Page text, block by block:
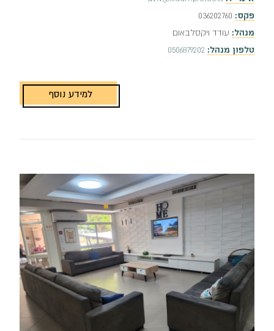
פקס:
מנהל: עודד ויקסלבאום
טלפון מנהל: 0506879202
למידע נוסף